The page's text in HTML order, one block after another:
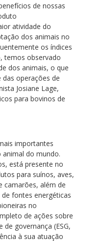
de nossas
atividade do
dos animais no
os índices
temos observado
dos animais, o que
operações de
Josiane Lage,
para bovinos de
importantes
animal do mundo.
está presente no
para suínos, aves,
camarões, além de
fontes energéticas
no
de ações sobre
governança (ESG,
à sua atuação